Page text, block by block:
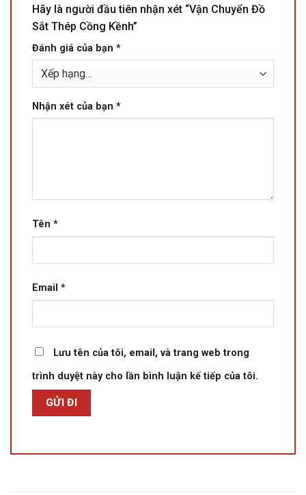
Hãy là người đầu tiên nhận xét “Vận Chuyển Đồ
Sắt Thép Cồng Kềnh”
Đánh giá của bạn *
Nhận xét của bạn *
Tên *
Email *
Lưu tên của tôi, email, và trang web trong
trình duyệt này cho lần bình luận kế tiếp của tôi.